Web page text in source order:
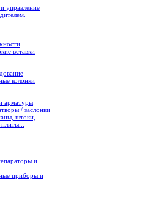
управление
вставки
колонки
арматуры
/ заслонки
штоки,
и
приборы и